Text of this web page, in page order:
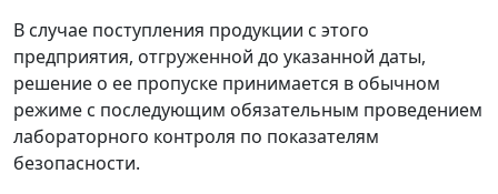
В случае поступления продукции с этого
предприятия, отгруженной до указанной даты,
решение о ее пропуске принимается в обычном
режиме с последующим обязательным проведением
лабораторного контроля по показателям
безопасности.